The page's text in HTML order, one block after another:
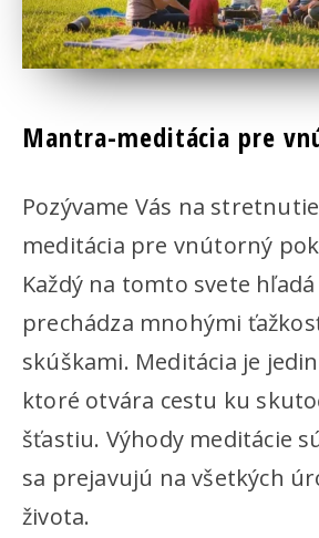
Mantra-meditácia pre
Pozývame Vás na
meditácia pre vnútorný
Každý na tomto svete
prechádza mnohými
skúškami. Meditácia je
ktoré otvára cestu ku
šťastiu. Výhody meditácie
sa prejavujú na všetkých
života.